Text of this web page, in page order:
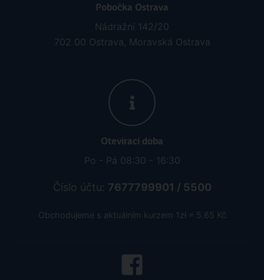
Pobočka Ostrava
Nádražní 142/20
702 00 Ostrava, Moravská Ostrava
Otevírací doba
Po - Pá 08:30 - 16:30
Číslo účtu: 7677799901 / 5500
Obchodujeme s aktuálním kurzem 1zł = 5.65 Kč